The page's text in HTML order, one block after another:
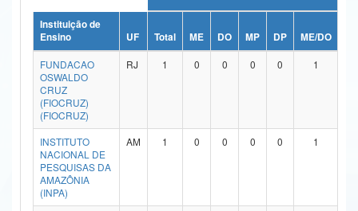
Ministério da Ciência, Tecnologia, Inovações e Comunicações
Ministério do Meio Ambiente
Ministério do Turismo
Ministério do Desenvolvimento Regional
Controladoria-Geral da União
Ministério da Mulher, da Família e dos Direitos Humanos
Instituição de
Ensino
UF Total ME DO MP DP ME/DO
FUNDACAO
OSWALDO
CRUZ
(FIOCRUZ)
(FIOCRUZ)
RJ 1 0 0 0 0 1
INSTITUTO
NACIONAL DE
PESQUISAS DA
AMAZÔNIA
(INPA)
AM 1 0 0 0 0 1